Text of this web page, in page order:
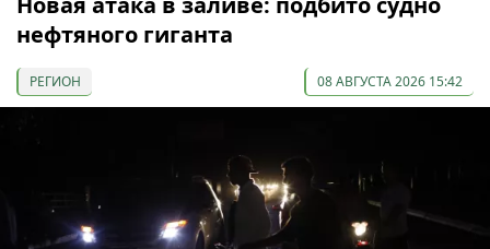
нефтяного гиганта
РЕГИОН 08 АВГУСТА 2026 15:42